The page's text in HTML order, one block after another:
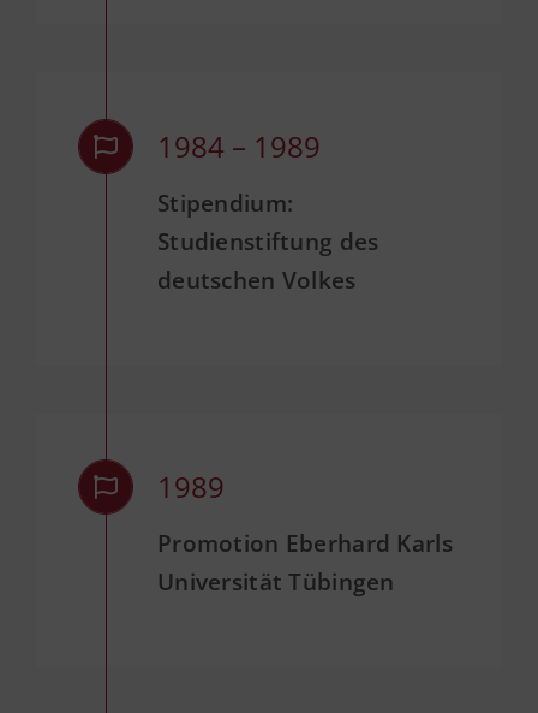
1984 – 1989
Stipendium:
Studienstiftung des
deutschen Volkes
1989
Promotion Eberhard Karls
Universität Tübingen